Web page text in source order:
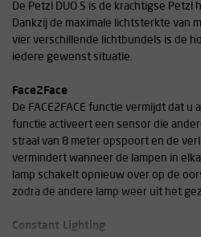
De Petzl DUO S is de krachtigse Petzl
Dankzij de maximale lichtsterkte van
vier verschillende lichtbundels is de
iedere gewenst situatie.
Face2Face
De FACE2FACE functie vermijdt dat
functie activeert een sensor die
straal van 8 meter opspoort en de
vermindert wanneer de lampen in
lamp schakelt opnieuw over op de
zodra de andere lamp weer uit het
Constant Lighting